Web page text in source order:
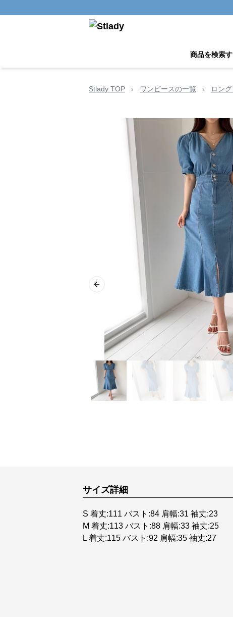
商品を検索
Stlady TOP › ワンピースの一覧 › ロン
Previous slide
サイズ詳細
S 着丈:111 バスト:84 肩幅:31 袖丈:23
M 着丈:113 バスト:88 肩幅:33 袖丈:25
L 着丈:115 バスト:92 肩幅:35 袖丈:27